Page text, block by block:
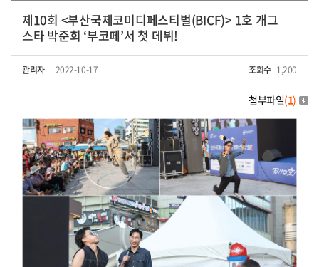
제10회 <부산국제코미디페스티벌(BICF)> 1호 개그
스타 박준희 ‘부코페’서 첫 데뷔!
관리자 2022-10-17 조회수 1,200
첨부파일(1)